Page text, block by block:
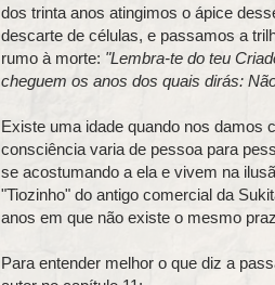
dos trinta anos atingimos o ápice
descarte de células, e passamos a
rumo à morte: "Lembra-te do teu
cheguem os anos dos quais dirás:
Existe uma idade quando nos damos
consciência varia de pessoa para
se acostumando a ela e vivem na
"Tiozinho" do antigo comercial da
anos em que não existe o mesmo
Para entender melhor o que diz a